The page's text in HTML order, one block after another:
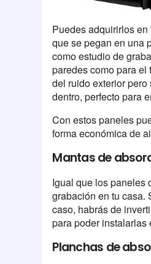
Puedes adquirirlos
que se pegan en una
como estudio de
paredes como para
del ruido exterior
dentro, perfecto para
Con estos paneles
forma económica de
Mantas de
Igual que los paneles
grabación en tu casa.
caso, habrás de
para poder instalarlas
Planchas de